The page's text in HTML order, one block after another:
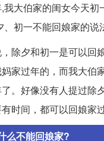
我大伯家的闺女今天初
初一不能回娘家的说
除夕和初一是可以回
家过年的，而我大伯
。好像没有人提过除
时间，都可以回娘家过
么不能回娘家?